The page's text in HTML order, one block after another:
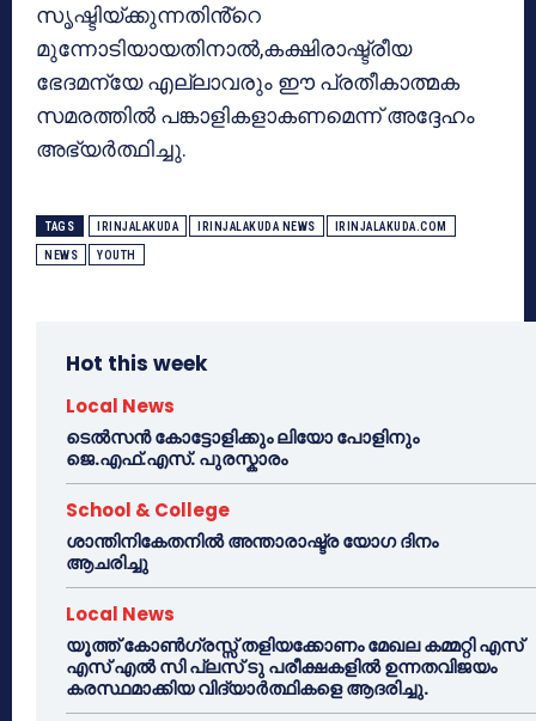
സൃഷ്ടിയ്ക്കുന്നതിൻ്റെ
മുന്നോടിയായതിനാൽ,കക്ഷിരാഷ്ട്രീയ
ഭേദമന്യേ എല്ലാവരും ഈ പ്രതീകാത്മക
സമരത്തിൽ പങ്കാളികളാകണമെന്ന് അദ്ദേഹം
അഭ്യർത്ഥിച്ചു.
TAGS IRINJALAKUDA IRINJALAKUDA NEWS IRINJALAKUDA.COM
NEWS YOUTH
Hot this week
Local News
ടെൽസൻ കോട്ടോളിക്കും ലിയോ പോളിനും
ജെ.എഫ്.എസ്. പുരസ്കാരം
School & College
ശാന്തിനികേതനിൽ അന്താരാഷ്ട്ര യോഗ ദിനം
ആചരിച്ചു
Local News
യൂത്ത് കോൺഗ്രസ്സ് തളിയക്കോണം മേഖല കമ്മറ്റി എസ്
എസ് എൽ സി പ്ലസ് ടു പരീക്ഷകളിൽ ഉന്നതവിജയം
കരസ്ഥമാക്കിയ വിദ്യാർത്ഥികളെ ആദരിച്ചു.